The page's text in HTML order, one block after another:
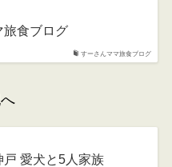
すーさんママ旅食ブログ
旅食ブログ
愛犬と5人家族